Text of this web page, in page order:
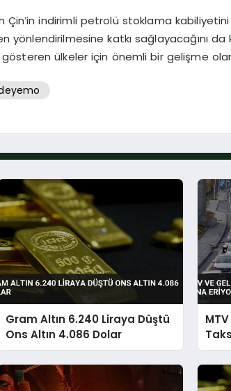
indirimli petrolü stoklama
yönlendirilmesine katkı sağlayacağını
ülkeler için önemli bir gelişme
Gram Altın 6.240 Liraya Düştü
Ons Altın 4.086 Dolar